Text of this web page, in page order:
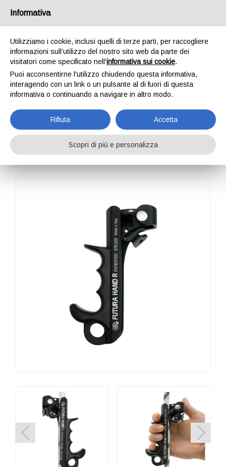
FUTURA HAND TACTICAL
FUTURA HAND
TACTICAL
Informativa
Utilizziamo i cookie, inclusi quelli di terze parti, per raccogliere
informazioni sull’utilizzo del nostro sito web da parte dei
visitatori come specificato nell'informativa sui cookie.
Puoi acconsentirne l'utilizzo chiudendo questa informativa,
interagendo con un link o un pulsante al di fuori di questa
informativa o continuando a navigare in altro modo.
Rifiuta Accetta
Scopri di più e personalizza